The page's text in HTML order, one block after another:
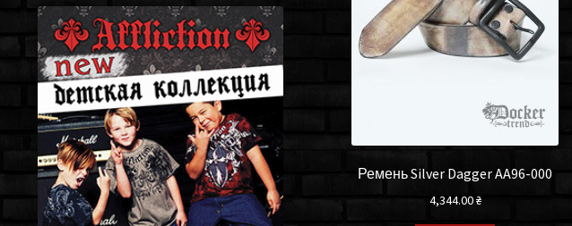
Ремень Silver Dagger AA96-000
4,344.00₴